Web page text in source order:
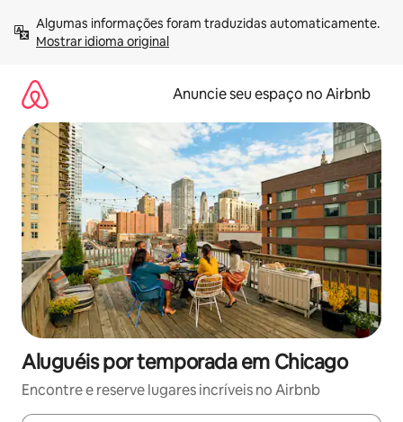
para
Mostrar idioma original
Anuncie seu espaço no Airbnb
Aluguéis por temporada em Chicago
Encontre e reserve lugares incríveis no Airbnb